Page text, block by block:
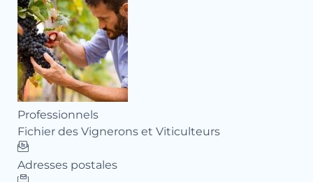
Professionnels
Fichier des Vignerons et Viticulteurs
Adresses postales